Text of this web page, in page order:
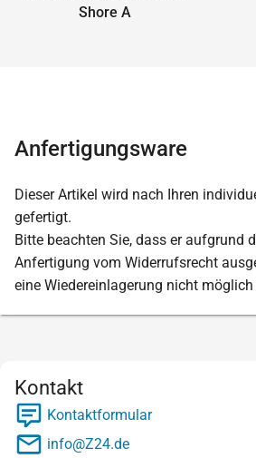
Shore A
Anfertigungsware
Dieser Artikel wird nach Ihren
gefertigt.
Bitte beachten Sie, dass er aufgrund
Anfertigung vom Widerrufsrecht
eine Wiedereinlagerung nicht möglich
Kontakt
Kontaktformular
info@Z24.de